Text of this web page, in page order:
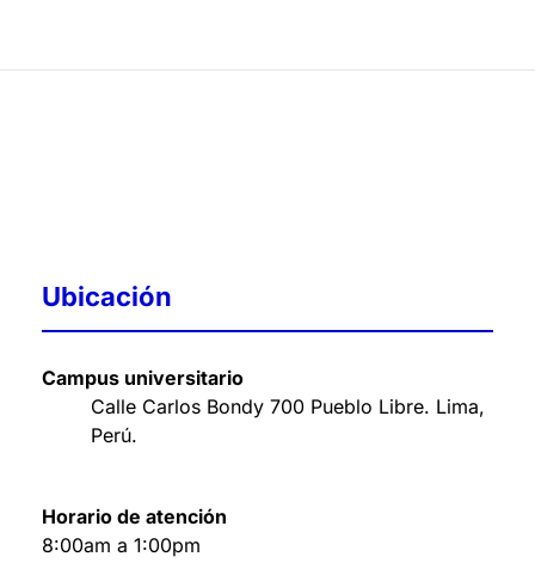
Ubicación
Campus universitario
Calle Carlos Bondy 700 Pueblo Libre. Lima,
Perú.
Horario de atención
8:00am a 1:00pm